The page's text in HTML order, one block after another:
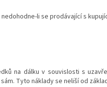
li se prodávající s
na dálku v souvislosti s
Tyto náklady se neliší od